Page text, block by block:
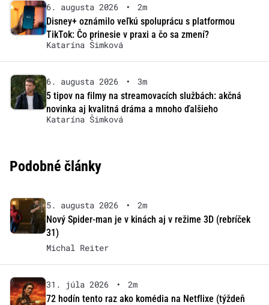
6. augusta 2026 •
2m
Disney+ oznámilo veľkú spoluprácu s platformou
TikTok: Čo prinesie v praxi a čo sa zmení?
Katarína Šimková
6. augusta 2026 •
3m
5 tipov na filmy na streamovacích službách: akčná
novinka aj kvalitná dráma a mnoho ďalšieho
Katarína Šimková
Podobné články
5. augusta 2026 •
2m
Nový Spider-man je v kinách aj v režime 3D (rebríček
31)
Michal Reiter
31. júla 2026 •
2m
72 hodín tento raz ako komédia na Netflixe (týždeň